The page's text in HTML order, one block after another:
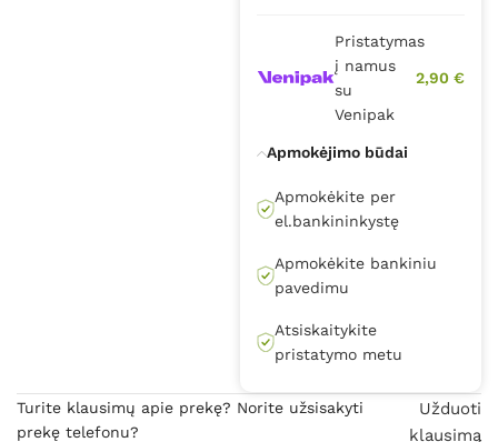
Pristatymas
į namus
su
Venipak
2,90 €
Apmokėjimo būdai
Apmokėkite per
el.bankininkystę
Apmokėkite bankiniu
pavedimu
Atsiskaitykite
pristatymo metu
Turite klausimų apie prekę? Norite užsisakyti
prekę telefonu?
Užduoti
klausimą